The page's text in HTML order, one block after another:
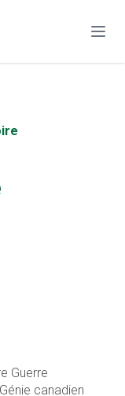
Guerre
canadien